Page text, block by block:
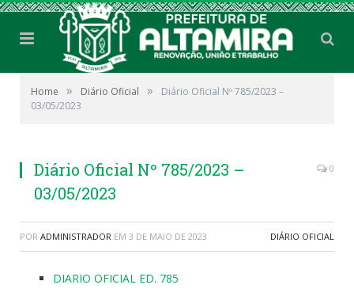
Home » Diário Oficial »
Diário Oficial Nº 785/2023 –
03/05/2023
Diário Oficial Nº 785/2023 –
03/05/2023
0
POR ADMINISTRADOR EM 3 DE MAIO DE 2023 DIÁRIO OFICIAL
DIARIO OFICIAL ED. 785